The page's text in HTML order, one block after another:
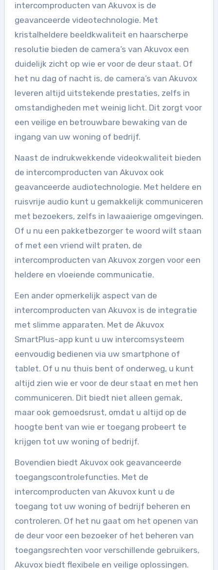
intercomproducten van Akuvox is de
geavanceerde videotechnologie. Met
kristalheldere beeldkwaliteit en haarscherpe
resolutie bieden de camera’s van Akuvox een
duidelijk zicht op wie er voor de deur staat. Of
het nu dag of nacht is, de camera’s van Akuvox
leveren altijd uitstekende prestaties, zelfs in
omstandigheden met weinig licht. Dit zorgt voor
een veilige en betrouwbare bewaking van de
ingang van uw woning of bedrijf.
Naast de indrukwekkende videokwaliteit bieden
de intercomproducten van Akuvox ook
geavanceerde audiotechnologie. Met heldere en
ruisvrije audio kunt u gemakkelijk communiceren
met bezoekers, zelfs in lawaaierige omgevingen.
Of u nu een pakketbezorger te woord wilt staan
of met een vriend wilt praten, de
intercomproducten van Akuvox zorgen voor een
heldere en vloeiende communicatie.
Een ander opmerkelijk aspect van de
intercomproducten van Akuvox is de integratie
met slimme apparaten. Met de Akuvox
SmartPlus-app kunt u uw intercomsysteem
eenvoudig bedienen via uw smartphone of
tablet. Of u nu thuis bent of onderweg, u kunt
altijd zien wie er voor de deur staat en met hen
communiceren. Dit biedt niet alleen gemak,
maar ook gemoedsrust, omdat u altijd op de
hoogte bent van wie er toegang probeert te
krijgen tot uw woning of bedrijf.
Bovendien biedt Akuvox ook geavanceerde
toegangscontrolefuncties. Met de
intercomproducten van Akuvox kunt u de
toegang tot uw woning of bedrijf beheren en
controleren. Of het nu gaat om het openen van
de deur voor een bezoeker of het beheren van
toegangsrechten voor verschillende gebruikers,
Akuvox biedt flexibele en veilige oplossingen.